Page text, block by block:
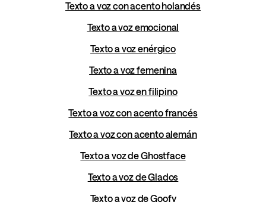
Texto a voz con acento holandés
Texto a voz emocional
Texto a voz enérgico
Texto a voz femenina
Texto a voz en filipino
Texto a voz con acento francés
Texto a voz con acento alemán
Texto a voz de Ghostface
Texto a voz de Glados
Texto a voz de Goofy